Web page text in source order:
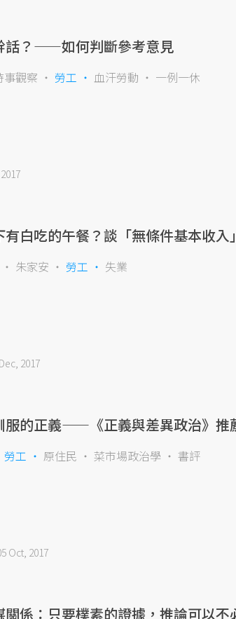
話？——如何判斷參考意見
事觀察 勞工 血汗勞動 一例一休
有白吃的午餐？談「無條件基本收入
朱家安 勞工 失業
2017
服的正義——《正義與差異政治》推
勞工 原住民 菜市場政治學 書評
Oct, 2017
關係：只要樸素的證據，推論可以不